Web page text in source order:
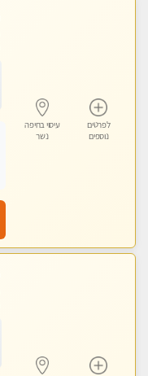
לפרטים
נוספים
עיסוי בחיפה
נשר